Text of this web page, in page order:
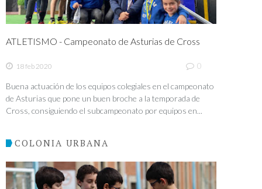
ATLETISMO - Campeonato de Asturias de Cross
18 feb 2020 0
Buena actuación de los equipos colegiales en el campeonato
de Asturias que pone un buen broche a la temporada de
Cross, consiguiendo el subcampeonato por equipos en...
COLONIA URBANA